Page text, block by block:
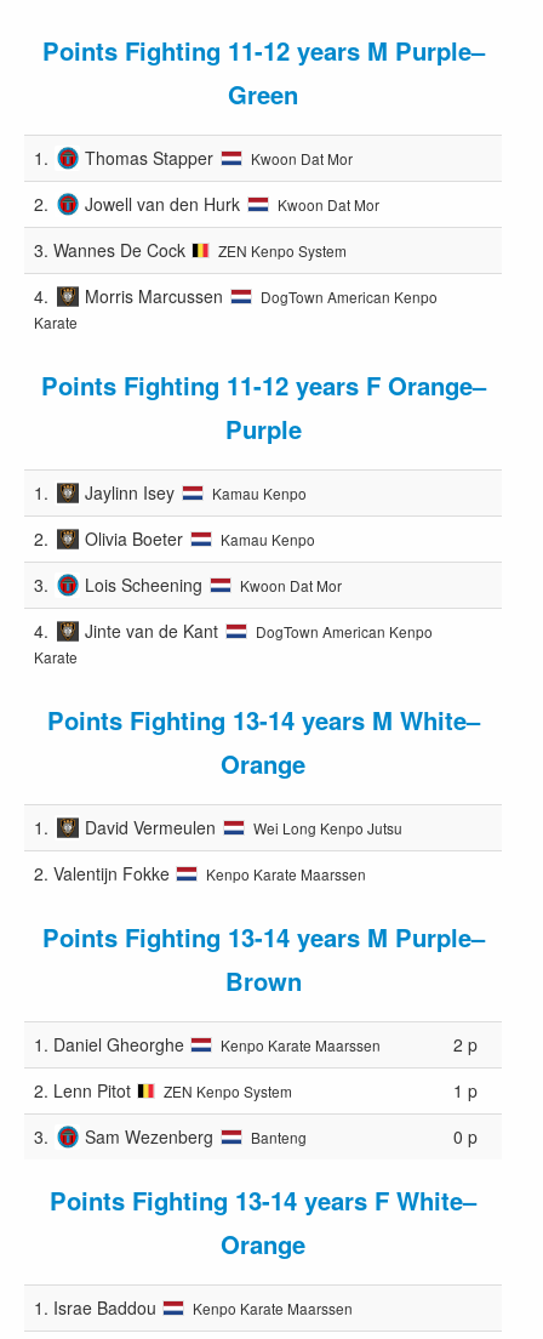
Points Fighting 11-12 years M Purple–
Green
1. Thomas Stapper Kwoon Dat Mor
2. Jowell van den Hurk Kwoon Dat Mor
3. Wannes De Cock ZEN Kenpo System
4. Morris Marcussen
DogTown American Kenpo
Karate
Points Fighting 11-12 years F Orange–
Purple
1. Jaylinn Isey Kamau Kenpo
2. Olivia Boeter Kamau Kenpo
3. Lois Scheening Kwoon Dat Mor
4. Jinte van de Kant
DogTown American Kenpo
Karate
Points Fighting 13-14 years M White–
Orange
1. David Vermeulen Wei Long Kenpo Jutsu
2. Valentijn Fokke Kenpo Karate Maarssen
Points Fighting 13-14 years M Purple–
Brown
1. Daniel Gheorghe Kenpo Karate Maarssen
2 p
2. Lenn Pitot ZEN Kenpo System
1 p
3.
Sam Wezenberg Banteng 0 p
Points Fighting 13-14 years F White–
Orange
1. Israe Baddou Kenpo Karate Maarssen